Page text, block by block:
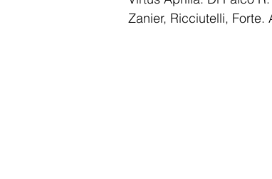
Zanier, Ricciutelli, Forte.